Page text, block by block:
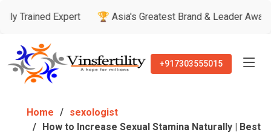
Expert 🏆 Asia's Greatest Brand & Leader Awards 🏅
+917303555015
Home
sexologist
How to Increase Sexual Stamina Naturally | Best